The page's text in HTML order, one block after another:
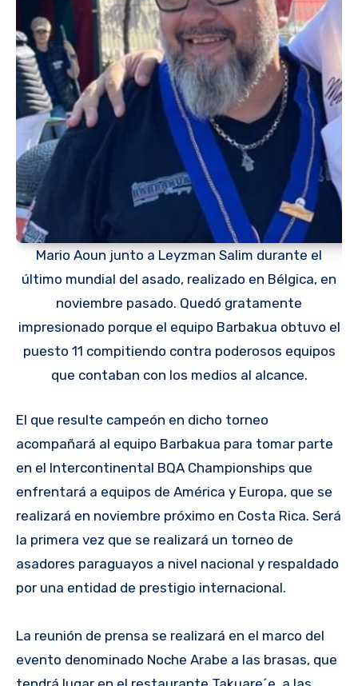
Mario Aoun junto a Leyzman Salim durante el
último mundial del asado, realizado en Bélgica, en
noviembre pasado. Quedó gratamente
impresionado porque el equipo Barbakua obtuvo el
puesto 11 compitiendo contra poderosos equipos
que contaban con los medios al alcance.
El que resulte campeón en dicho torneo
acompañará al equipo Barbakua para tomar parte
en el Intercontinental BQA Championships que
enfrentará a equipos de América y Europa, que se
realizará en noviembre próximo en Costa Rica. Será
la primera vez que se realizará un torneo de
asadores paraguayos a nivel nacional y respaldado
por una entidad de prestigio internacional.
La reunión de prensa se realizará en el marco del
evento denominado Noche Arabe a las brasas, que